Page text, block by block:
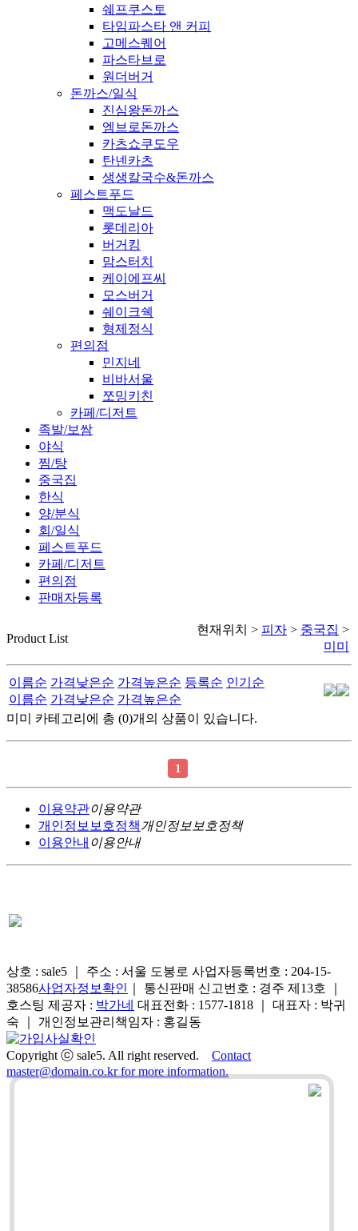
쉐프쿠스토
타임파스타 앤 커피
고메스퀘어
파스타브로
원더버거
돈까스/일식
진심왕돈까스
엠브로돈까스
카츠쇼쿠도우
탄넨카츠
생생칼국수&돈까스
페스트푸드
맥도날드
롯데리아
버거킹
맘스터치
케이에프씨
모스버거
쉐이크쉑
형제정식
편의점
민지네
비바서울
쪼밍키친
카페/디저트
족발/보쌈
야식
찜/탕
중국집
한식
양/분식
회/일식
페스트푸드
카페/디저트
편의점
판매자등록
Product List
현재위치 > 피자 > 중국집 >
미미
이름순 가격낮은순 가격높은순 등록순 인기순
이름순 가격낮은순 가격높은순
미미 카테고리에 총 (0)개의 상품이 있습니다.
1
이용약관이용약관
개인정보보호정책개인정보보호정책
이용안내 이용안내
상호 : sale5 ｜ 주소 : 서울 도봉로 사업자등록번호 : 204-15-
38586사업자정보확인
｜ 통신판매 신고번호 : 경주 제13호 ｜
호스팅 제공자 : 박가네 대표전화 : 1577-1818 ｜ 대표자 : 박귀
숙 ｜ 개인정보관리책임자 : 홍길동
Copyright ⓒ sale5. All right reserved. Contact
master@domain.co.kr for more information.